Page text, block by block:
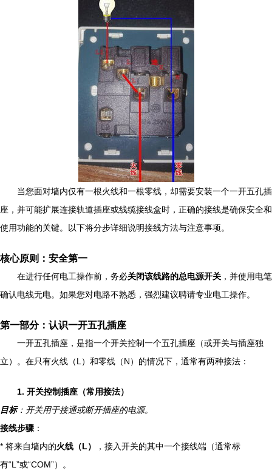
当您面对墙内仅有一根火线和一根零线，却需要安装一个一开五孔插
座，并可能扩展连接轨道插座或线缆接线盒时，正确的接线是确保安全和
使用功能的关键。以下将分步详细说明接线方法与注意事项。
核心原则：安全第一
在进行任何电工操作前，务必关闭该线路的总电源开关 ，并使用电笔
确认电线无电。如果您对电路不熟悉，强烈建议聘请专业电工操作。
第一部分：认识一开五孔插座
一开五孔插座，是指一个开关控制一个五孔插座（或开关与插座独
立）。在只有火线（L）和零线（N）的情况下，通常有两种接法：
1. 开关控制插座（常用接法）
目标：开关用于接通或断开插座的电源。
接线步骤 ：
* 将来自墙内的火线（L）
，接入开关的其中一个接线端（通常标
有“L”或“COM”）。